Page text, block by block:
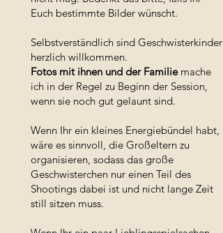
Euch bestimmte Bilder wünscht.
Selbstverständlich sind Geschwisterkinder
herzlich willkommen.
Fotos mit ihnen und der Familiemache
ich in der Regel zu Beginn der Session,
wenn sie noch gut gelaunt sind.
Wenn Ihr ein kleines Energiebündel habt,
wäre es sinnvoll, die Großeltern zu
organisieren, sodass das große
Geschwisterchen nur einen Teil des
Shootings dabei ist und nicht lange Zeit
still sitzen muss.